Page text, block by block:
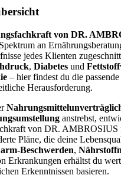
von DR.
an
jedes Klienten
, Diabetes und
– hier findest du die
Herausforderung.
anstrebst,
von DR. AMBROSIUS
Pläne, die deine
Beschwerden,
Erkrankungen erhältst du
Erkenntnissen basieren.